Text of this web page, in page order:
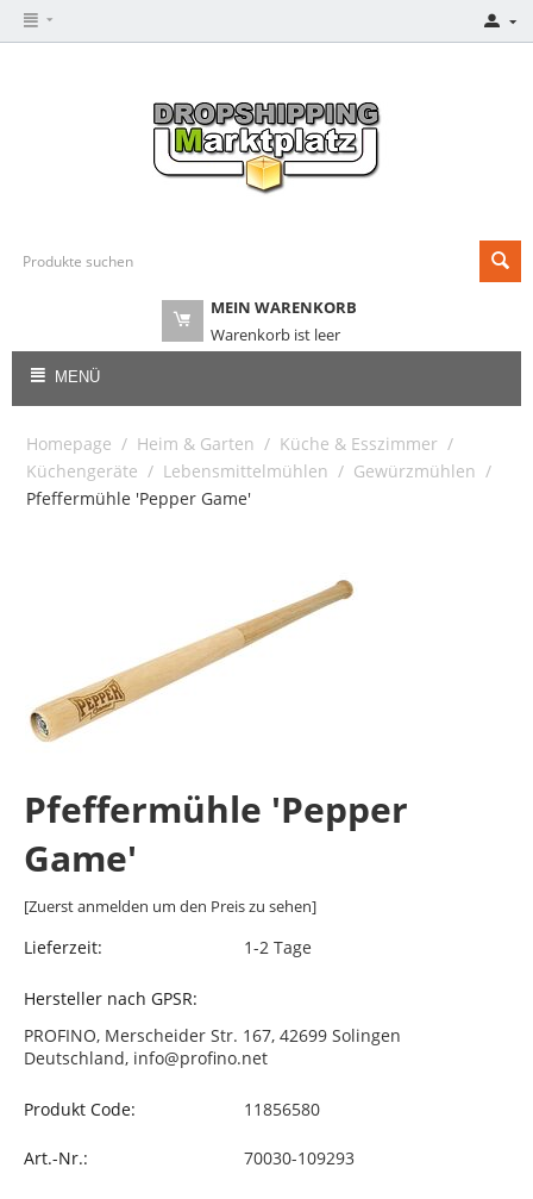
MEIN WARENKORB
Warenkorb ist leer
MENÜ
Homepage / Heim & Garten / Küche & Esszimmer /
Küchengeräte / Lebensmittelmühlen / Gewürzmühlen /
Pfeffermühle 'Pepper Game'
Pfeffermühle 'Pepper
Game'
[Zuerst anmelden um den Preis zu sehen]
Lieferzeit: 1-2 Tage
Hersteller nach GPSR:
PROFINO, Merscheider Str. 167, 42699 Solingen
Deutschland, info@profino.net
Produkt Code: 11856580
Art.-Nr.: 70030-109293